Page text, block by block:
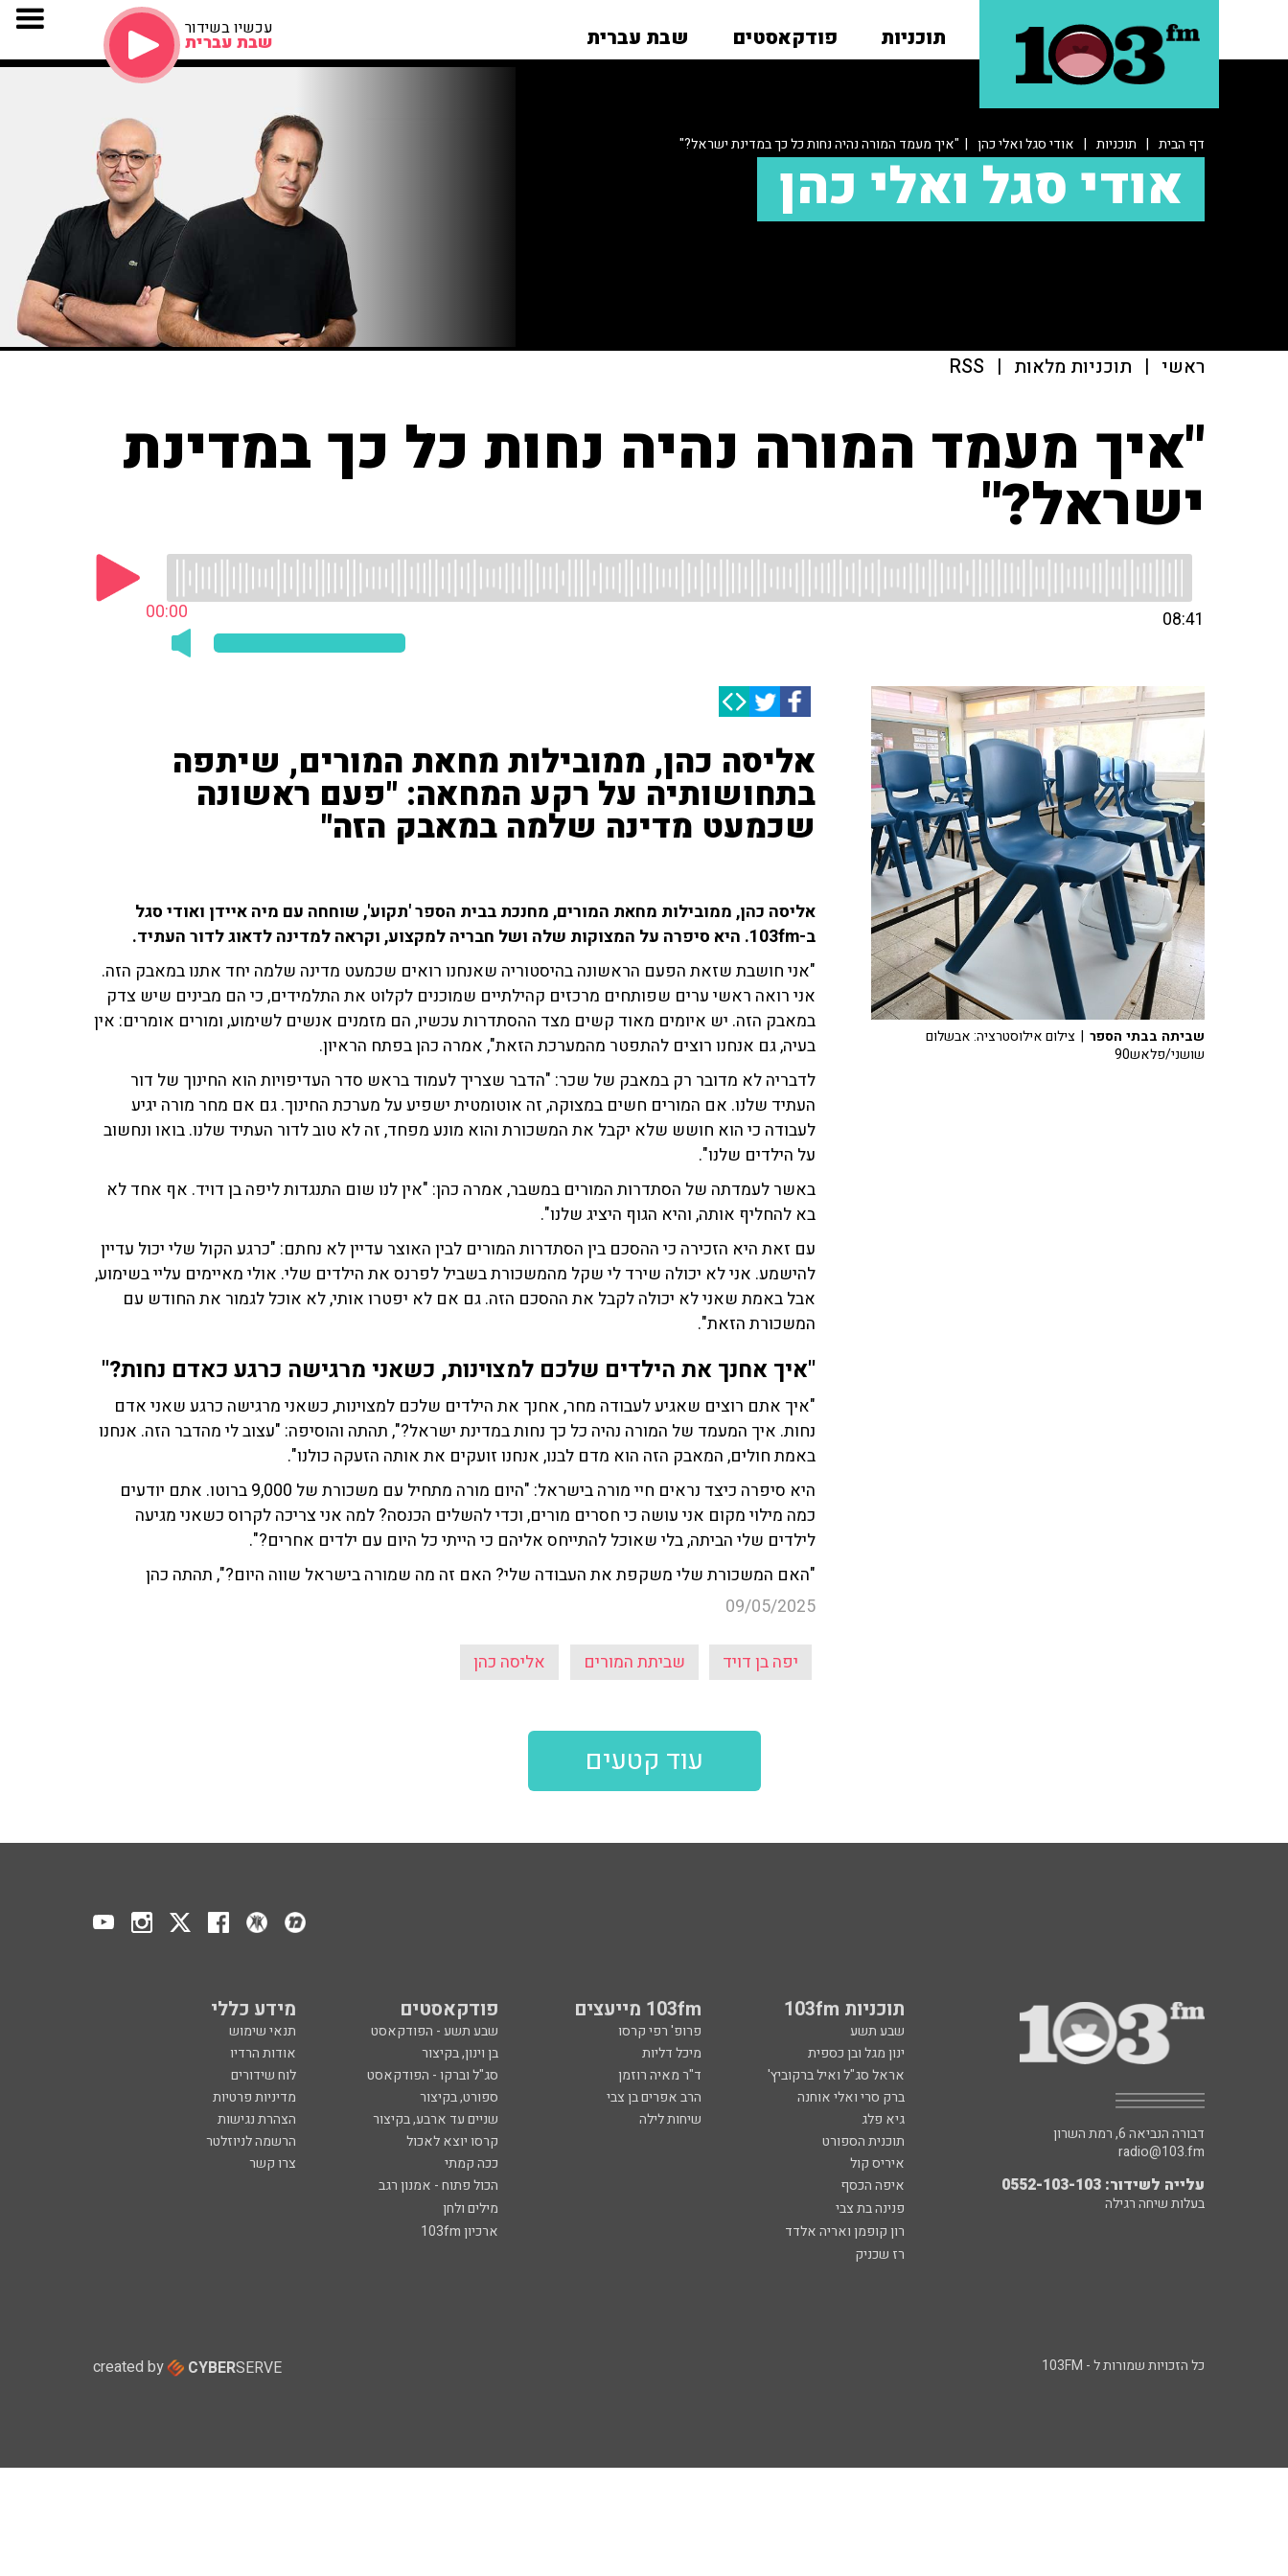
תוכניות פודקאסטים שבת עברית עכשיו בשידור
שבת עברית
דף הבית | תוכניות | אודי סגל ואלי כהן | "איך מעמד המורה נהיה נחות כל כך במדינת ישראל?"
אודי סגל ואלי כהן
ראשי | תוכניות מלאות |
RSS
"איך מעמד המורה נהיה נחות כל כך במדינת
ישראל?"
00:00 08:41
אליסה כהן, ממובילות מחאת המורים, שיתפה
בתחושותיה על רקע המחאה: "פעם ראשונה
שכמעט מדינה שלמה במאבק הזה"
אליסה כהן, ממובילות מחאת המורים, מחנכת בבית הספר 'תקוע', שוחחה עם מיה איידן ואודי סגל
ב-103fm. היא סיפרה על המצוקות שלה ושל חבריה למקצוע, וקראה למדינה לדאוג לדור העתיד.
"אני חושבת שזאת הפעם הראשונה בהיסטוריה שאנחנו רואים שכמעט מדינה שלמה יחד אתנו במאבק הזה.
אני רואה ראשי ערים שפותחים מרכזים קהילתיים שמוכנים לקלוט את התלמידים, כי הם מבינים שיש צדק
במאבק הזה. יש איומים מאוד קשים מצד ההסתדרות עכשיו, הם מזמנים אנשים לשימוע, ומורים אומרים: אין
בעיה, גם אנחנו רוצים להתפטר מהמערכת הזאת", אמרה כהן בפתח הראיון.
לדבריה לא מדובר רק במאבק של שכר: "הדבר שצריך לעמוד בראש סדר העדיפויות הוא החינוך של דור
העתיד שלנו. אם המורים חשים במצוקה, זה אוטומטית ישפיע על מערכת החינוך. גם אם מחר מורה יגיע
לעבודה כי הוא חושש שלא יקבל את המשכורת והוא מונע מפחד, זה לא טוב לדור העתיד שלנו. בואו ונחשוב
על הילדים שלנו".
באשר לעמדתה של הסתדרות המורים במשבר, אמרה כהן: "אין לנו שום התנגדות ליפה בן דויד. אף אחד לא
בא להחליף אותה, והיא הגוף היציג שלנו".
עם זאת היא הזכירה כי ההסכם בין הסתדרות המורים לבין האוצר עדיין לא נחתם: "כרגע הקול שלי יכול עדיין
להישמע. אני לא יכולה שירד לי שקל מהמשכורת בשביל לפרנס את הילדים שלי. אולי מאיימים עליי בשימוע,
אבל באמת שאני לא יכולה לקבל את ההסכם הזה. גם אם לא יפטרו אותי, לא אוכל לגמור את החודש עם
המשכורת הזאת".
"איך אחנך את הילדים שלכם למצוינות, כשאני מרגישה כרגע כאדם נחות?"
"איך אתם רוצים שאגיע לעבודה מחר, אחנך את הילדים שלכם למצוינות, כשאני מרגישה כרגע שאני אדם
נחות. איך המעמד של המורה נהיה כל כך נחות במדינת ישראל?", תהתה והוסיפה: "עצוב לי מהדבר הזה. אנחנו
באמת חולים, המאבק הזה הוא מדם לבנו, אנחנו זועקים את אותה הזעקה כולנו".
היא סיפרה כיצד נראים חיי מורה בישראל: "היום מורה מתחיל עם משכורת של 9,000 ברוטו. אתם יודעים
כמה מילוי מקום אני עושה כי חסרים מורים, וכדי להשלים הכנסה? למה אני צריכה לקרוס כשאני מגיעה
לילדים שלי הביתה, בלי שאוכל להתייחס אליהם כי הייתי כל היום עם ילדים אחרים?".
"האם המשכורת שלי משקפת את העבודה שלי? האם זה מה שמורה בישראל שווה היום?", תהתה כהן
09/05/2025
יפה בן דויד שביתת המורים אליסה כהן
שביתה בבתי הספר | צילום אילוסטרציה: אבשלום
שושני/פלאש90
עוד קטעים
תוכניות 103fm 103fm מייעצים פודקאסטים מידע כללי
שבע תשע פרופ' רפי קרסו שבע תשע - הפודקאסט
תנאי שימוש
ינון מגל ובן כספית
מיכל דליות בן וינון, בקיצור
אודות הרדיו
אראל סג"ל ואיל ברקוביץ'
ד"ר מאיה רוזמן סג"ל וברקו - הפודקאסט
לוח שידורים
ברק סרי ואלי אוחנה
הרב אפרים בן צבי ספורט, בקיצור
מדיניות פרטיות
גיא פלג
שיחות לילה שניים עד ארבע, בקיצור
הצהרת נגישות
תוכנית הספורט
קרסו יוצא לאכול
הרשמה לניוזלטר
איריס קול
ככה קמתי
צרו קשר
איפה הכסף
הכול פתוח - אמנון רגב
פנינה בת צבי
מילים ולחן
רון קופמן ואריה אלדד
ארכיון 103fm
רז שכניק
דבורה הנביאה 6, רמת השרון
radio@103.fm
עלייה לשידור: 0552-103-103
בעלות שיחה רגילה
כל הזכויות שמורות ל - 103FM created by CYBERSERVE